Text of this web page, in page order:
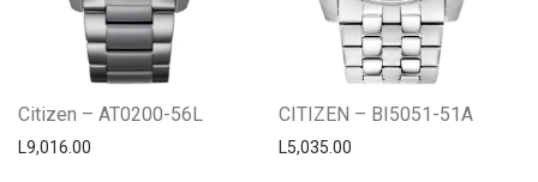
Citizen – AT0200-56L
L9,016.00
CITIZEN – BI5051-51A
L5,035.00